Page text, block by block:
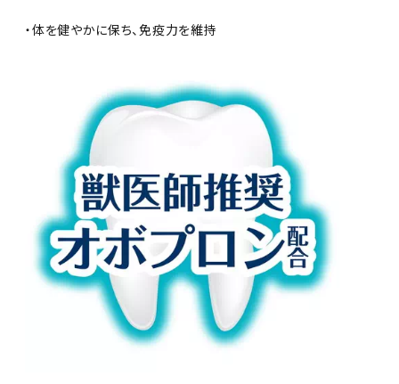
・体を健やかに保ち、免疫力を維持